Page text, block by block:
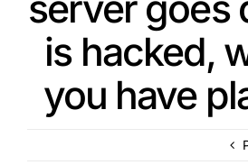
Clients
Ressources
is hacked,
you have